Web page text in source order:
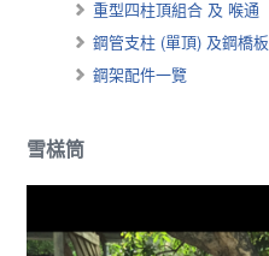
重型四柱頂組合 及 喉通
鋼管支柱 (單頂) 及鋼橋板
鋼架配件一覽
雪榚筒